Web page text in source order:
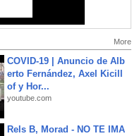
More
COVID-19 | Anuncio de Alb
erto Fernández, Axel Kicill
of y Hor...
youtube.com
Rels B, Morad - NO TE IMA